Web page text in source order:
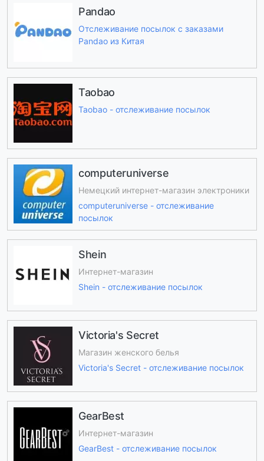
Pandao
Отслеживание посылок с заказами
Pandao из Китая
Taobao
Taobao - отслеживание посылок
computeruniverse
Немецкий интернет-магазин электроники
computeruniverse - отслеживание
посылок
Shein
Интернет-магазин
Shein - отслеживание посылок
Victoria's Secret
Магазин женского белья
Victoria's Secret - отслеживание посылок
GearBest
Интернет-магазин
GearBest - отслеживание посылок